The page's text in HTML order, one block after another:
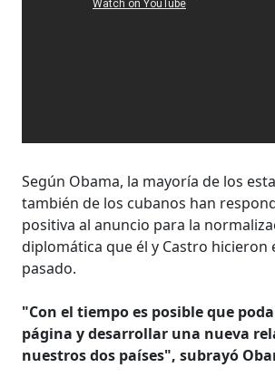
Según Obama, la mayoría de los
también de los cubanos han
positiva al anuncio para la
diplomática que él y Castro hicieron
pasado.
"Con el tiempo es posible que
página y desarrollar una nueva
nuestros dos países", subrayó